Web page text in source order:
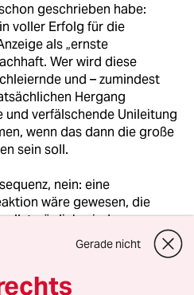
geschrieben habe:
voller Erfolg für die
als „ernste
Wer wird diese
und – zumindest
Hergang
und verfälschende Unileitung
wenn das dann die große
sein soll.
nein: eine
wäre gewesen, die
wieder zu
bewusst mit dem
plus einer Erläuterung,
des unbeschädigten Comics
Gerade nicht